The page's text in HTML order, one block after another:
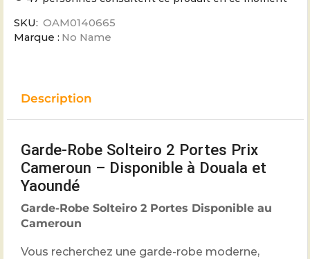
SKU: OAM0140665
Marque : No Name
Description
Garde-Robe Solteiro 2 Portes Prix
Cameroun – Disponible à Douala et
Yaoundé
Garde-Robe Solteiro 2 Portes Disponible au
Cameroun
Vous recherchez une garde-robe moderne,